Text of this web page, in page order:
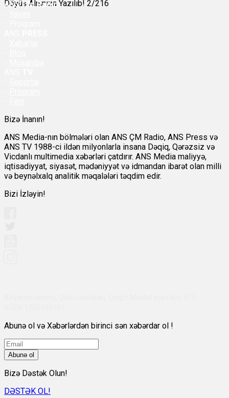
Döyüş Alnınıza Yazılıb! 2/216
ANSÇM Radio
Bizə İnanın!
ANS Media-nın bölmələri olan ANS ÇM Radio, ANS Press və
ANS TV 1988-ci ildən milyonlarla insana Dəqiq, Qərəzsiz və
Vicdanlı multimedia xəbərləri çatdırır. ANS Media maliyyə,
iqtisadiyyat, siyasət, mədəniyyət və idmandan ibarət olan milli
və beynəlxalq analitik məqalələri təqdim edir.
Bizi İzləyin!
Abunə ol və Xəbərlərdən birinci sən xəbərdar ol !
Abunə ol
Bizə Dəstək Olun!
DƏSTƏK OL!